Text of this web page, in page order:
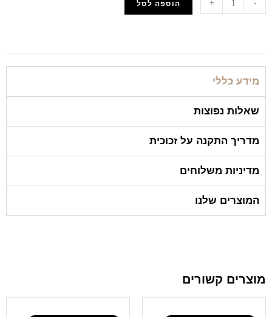
-
+ הוספה לסל
מידע כללי
שאלות נפוצות
מדריך התקנה על זכוכית
מדיניות משלוחים
המוצרים שלנו
מוצרים קשורים